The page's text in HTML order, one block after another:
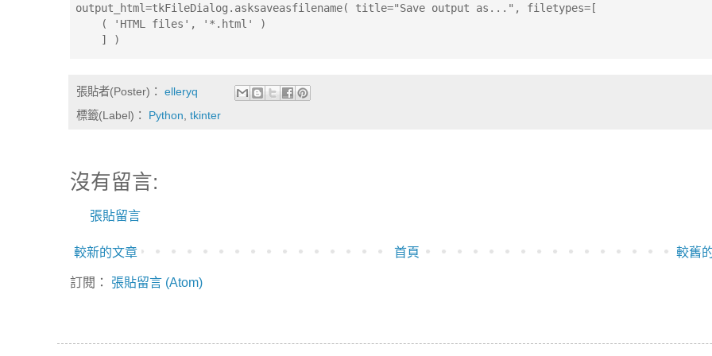
output_html=tkFileDialog.asksaveasfilename( title="Save output as...", filetypes=[
    ( 'HTML files', '*.html' )
    ] )
張貼者(Poster)： elleryq
標籤(Label)： Python tkinter
沒有留言:
張貼留言
較新的文章 較舊
首頁
訂閱： 張貼留言 (Atom)